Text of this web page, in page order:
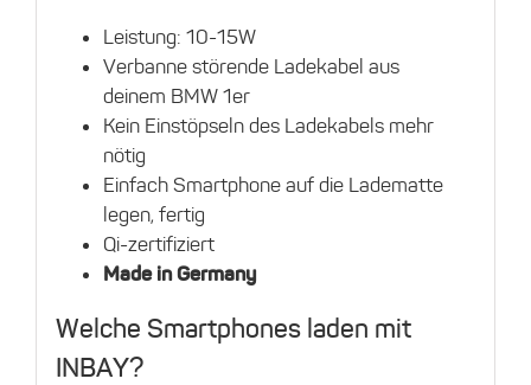
Leistung: 10-15W
Verbanne störende Ladekabel aus
deinem BMW 1er
Kein Einstöpseln des Ladekabels mehr
nötig
Einfach Smartphone auf die Ladematte
legen, fertig
Qi-zertifiziert
Made in Germany
Welche Smartphones laden mit
INBAY?